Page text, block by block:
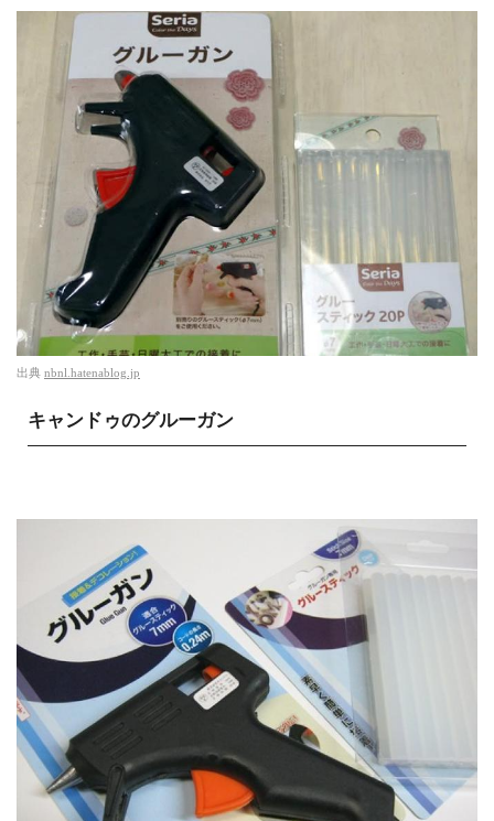
出典 nbnl.hatenablog.jp
キャンドゥのグルーガン